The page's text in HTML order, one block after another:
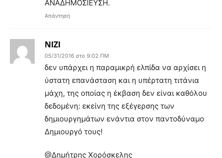
ΑΝΑΔΗΜΟΣΙΕΥΣΗ.
Απάντηση
ΝΙΖΙ
05/31/2016 στο 9:02 ΠΜ
δεν υπάρχει η παραμικρή ελπίδα να αρχίσει η
ύστατη επανάσταση και η υπέρτατη τιτάνια
μάχη, της οποίας η έκβαση δεν είναι καθόλου
δεδομένη: εκείνη της εξέγερσης των
δημιουργημάτων ενάντια στον παντοδύναμο
Δημιουργό τους!
@Δημήτρης Χορόσκελης